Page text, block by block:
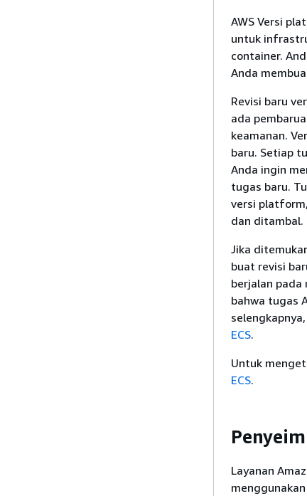
AWS Versi
untuk
container.
Anda
Revisi baru
ada
keamanan.
baru. Setiap
Anda ingin
tugas baru.
versi
dan ditambal.
Jika
buat revisi
berjalan pada
bahwa tugas
ECS.
Untuk
ECS.
Layanan